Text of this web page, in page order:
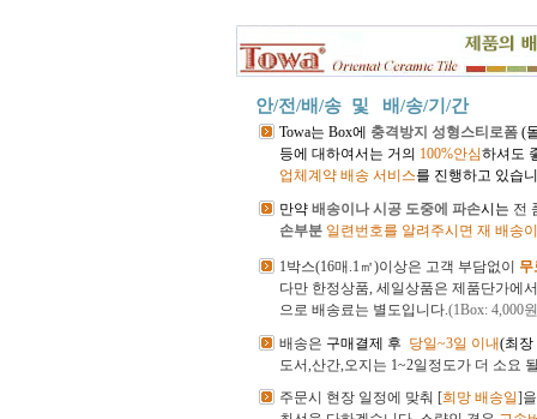
안/전/배/송 및 배/송/기/간
Towa는 Box에 충격방지 성형스티로폼 (
등에 대하여서는 거의 100%안심하셔도
업체계약 배송 서비스를 진행하고 있습
만약 배송이나 시공 도중에 파손시는 전
손부분 일련번호를 알려주시면 재 배송
1박스(16매.1㎡)이상은 고객 부담없이 무
다만 한정상품, 세일상품은 제품단가에
으로 배송료는 별도입니다.(1Box: 4,000
배송은 구매결제 후 당일~3일 이내(최장
도서,산간,오지는 1~2일정도가 더 소요
주문시 현장 일정에 맞춰 [희망 배송일]